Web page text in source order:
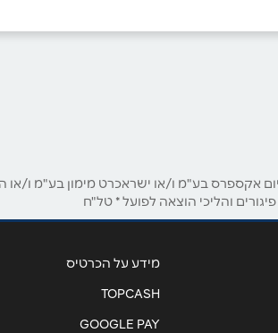
בע"מ ו/או ישראכרט מימון בע"מ ו/או
והליכי הוצאה לפועל * טל"ח
מידע על הכרטיס
TOPCASH
GOOGLE PAY